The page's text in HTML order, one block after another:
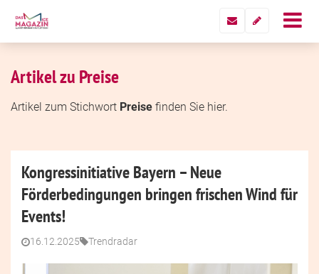
Artikel zu Preise
Artikel zum Stichwort Preise finden Sie hier.
Kongressinitiative Bayern – Neue
Förderbedingungen bringen frischen Wind für
Events!
16.12.2025 Trendradar